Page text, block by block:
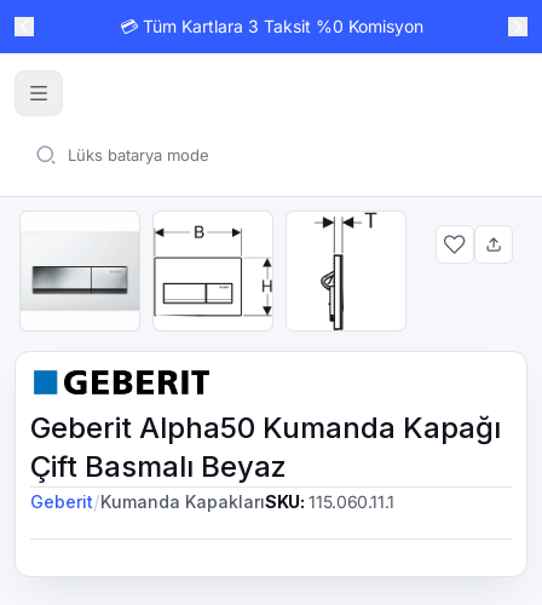
💳 Tüm Kartlara 3 Taksit %0 Komisyon
Geberit Alpha50 Kumanda Kapağı
Çift Basmalı Beyaz
Geberit/Kumanda KapaklarıSKU: 115.060.11.1